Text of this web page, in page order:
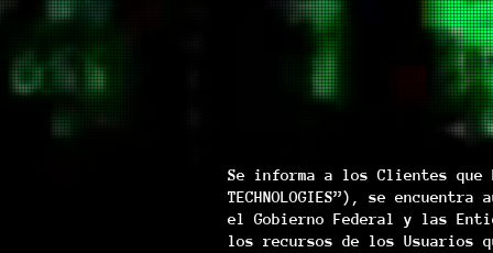
Se informa a los Clientes que
TECHNOLOGIES”), se
el Gobierno Federal y las
los recursos de los Usuarios